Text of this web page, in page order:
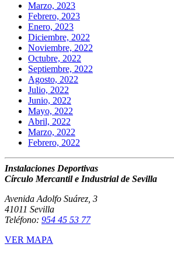
Marzo, 2023
Febrero, 2023
Enero, 2023
Diciembre, 2022
Noviembre, 2022
Octubre, 2022
Septiembre, 2022
Agosto, 2022
Julio, 2022
Junio, 2022
Mayo, 2022
Abril, 2022
Marzo, 2022
Febrero, 2022
Instalaciones Deportivas
Círculo Mercantil e Industrial de Sevilla
Avenida Adolfo Suárez, 3
41011 Sevilla
Teléfono: 954 45 53 77
VER MAPA